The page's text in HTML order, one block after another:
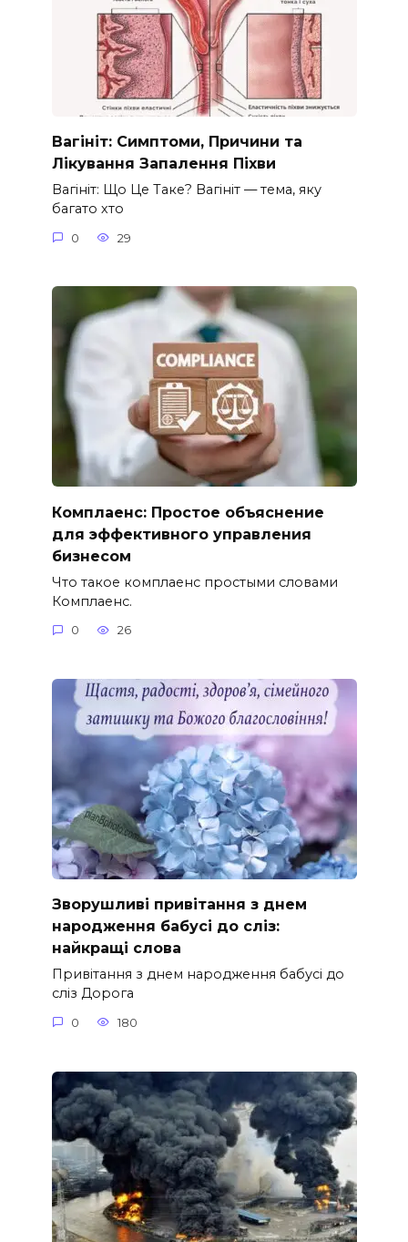
Вагініт: Симптоми, Причини та
Лікування Запалення Піхви
Вагініт: Що Це Таке? Вагініт — тема, яку
багато хто
0 29
Комплаенс: Простое объяснение
для эффективного управления
бизнесом
Что такое комплаенс простыми словами
Комплаенс.
0 26
Зворушливі привітання з днем
народження бабусі до сліз:
найкращі слова
Привітання з днем народження бабусі до
сліз Дорога
0 180